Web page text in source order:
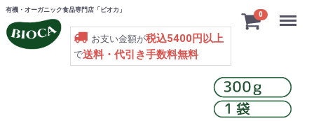
有機・オーガニック食品専門店「ビオカ」
お支い金額が税込5400円以上
で送料・代引き手数料無料
0 Menu